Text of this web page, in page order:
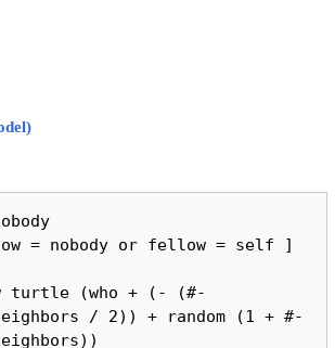
/ 2)) + random (1 + #-